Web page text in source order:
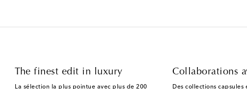
The finest edit in luxury
La sélection la plus pointue avec plus de 200
Collaborations
Des collections capsules